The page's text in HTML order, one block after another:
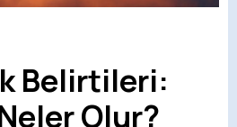
Belirtileri:
Olur?